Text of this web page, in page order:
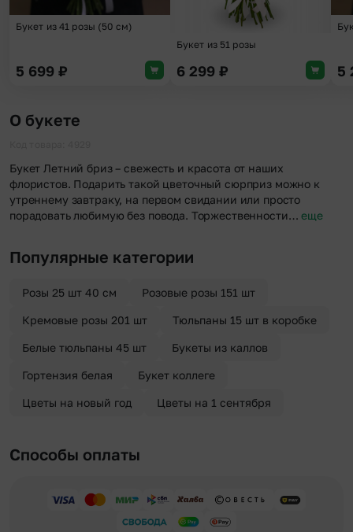
Букет из 41 розы (50 см)
5 699 ₽
Букет из 51 розы
6 299 ₽ 5
О букете
Букет Летний бриз – свежесть и красота от наших
флористов. Подарить такой цветочный сюрприз можно к
утреннему завтраку, на первом свидании или просто
порадовать любимую без повода. Торжественности… еще
Популярные категории
Розы 25 шт 40 см Розовые розы 151 шт
Кремовые розы 201 шт Тюльпаны 15 шт в коробке
Белые тюльпаны 45 шт Букеты из каллов
Гортензия белая Букет коллеге
Цветы на новый год Цветы на 1 сентября
Способы оплаты